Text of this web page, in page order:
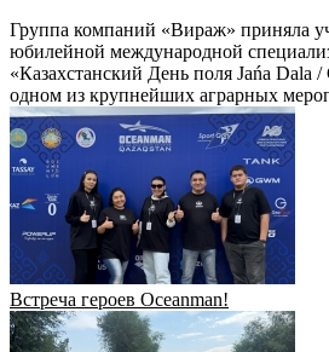
Группа компаний «Вираж» приняла
юбилейной международной
«Казахстанский День поля Jańa Dala
одном из крупнейших аграрных
Встреча героев Oceanman!